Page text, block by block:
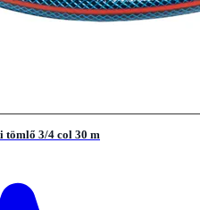
tömlő 3/4 col 30 m